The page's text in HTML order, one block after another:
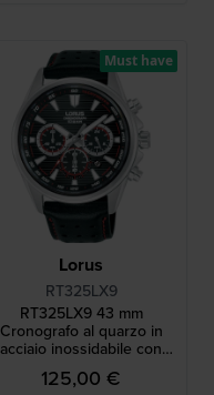
Lorus
RT325LX9
RT325LX9 43 mm
Cronografo al quarzo in
acciaio inossidabile con
data
125,00 €
Must have